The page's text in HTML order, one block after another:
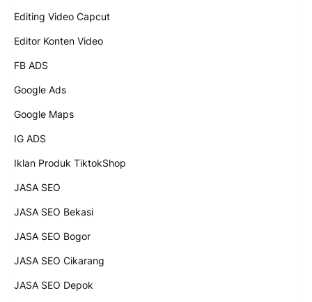
Editing Video Capcut
Editor Konten Video
FB ADS
Google Ads
Google Maps
IG ADS
Iklan Produk TiktokShop
JASA SEO
JASA SEO Bekasi
JASA SEO Bogor
JASA SEO Cikarang
JASA SEO Depok